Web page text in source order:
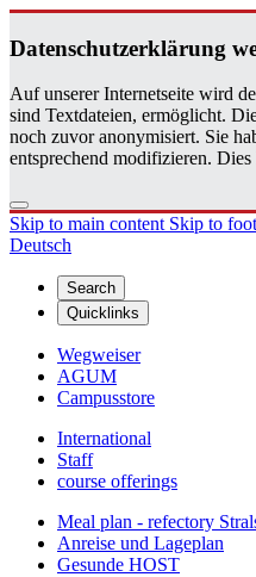
Daten­schutzerklärung
Auf unserer Internetseite wird
sind Textdateien, ermöglicht.
noch zuvor anonymisiert. Sie
entsprechend modifizieren.
Skip to main content Skip to
Deutsch
Search
Quicklinks
Wegweiser
AGUM
Campusstore
International
Staff
course offerings
Meal plan - refectory
Anreise und Lageplan
Gesunde HOST